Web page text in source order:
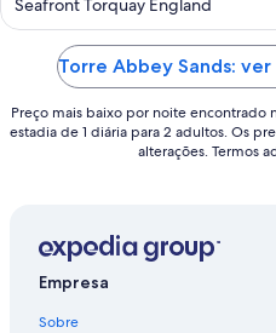
out
of
Seafront Torquay England
Torre Abbey Sands:
Preço mais baixo por noite encontrado
estadia de 1 diária para 2 adultos. Os
alterações. Termos
Empresa
Sobre